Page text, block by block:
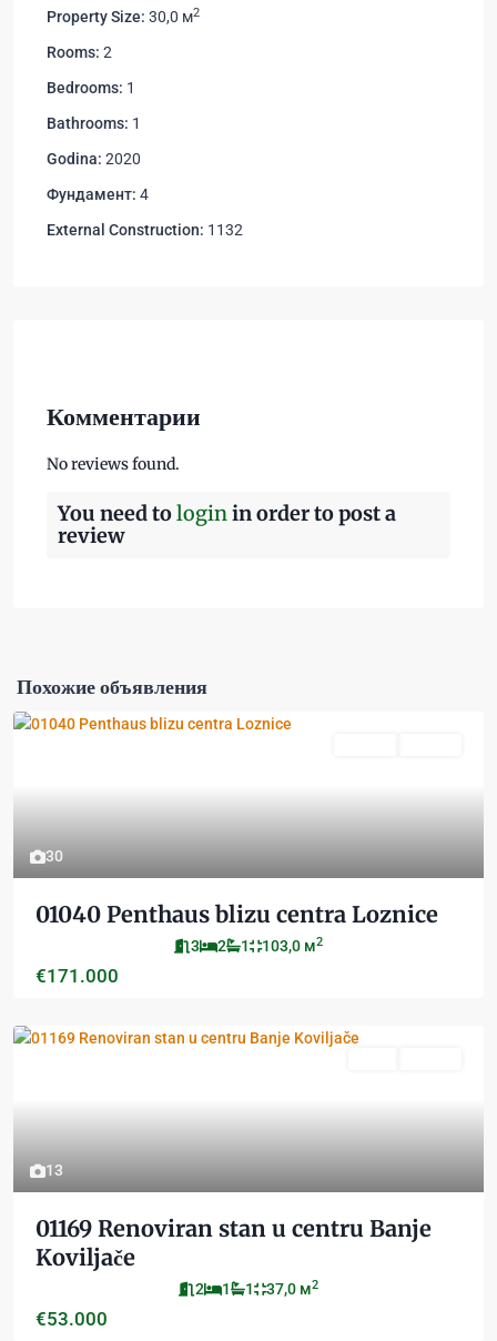
Property Size: 30,0 м2
Rooms: 2
Bedrooms: 1
Bathrooms: 1
Godina: 2020
Фундамент: 4
External Construction: 1132
Комментарии
No reviews found.
You need tologinin order to post a
review
Похожие объявления
30
01040 Penthaus blizu centra Loznice
3 2 1 103,0 м2
€171.000
13
01169 Renoviran stan u centru Banje
Koviljače
2 1 1 37,0 м2
€53.000